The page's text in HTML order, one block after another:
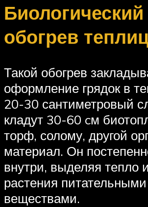
Биологический
обогрев
Такой обогрев
оформление грядок в
20-30 сантиметровый
кладут 30-60 cм
торф, солому, другой
материал. Он
внутри, выделяя тепло
растения питательными
веществами.